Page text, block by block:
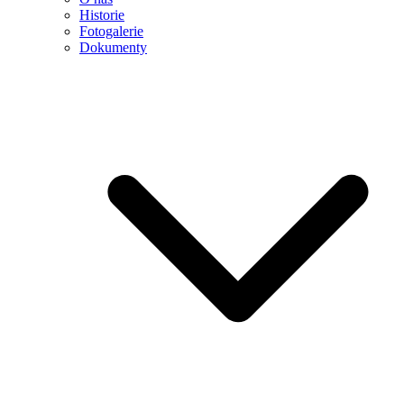
Historie
Fotogalerie
Dokumenty